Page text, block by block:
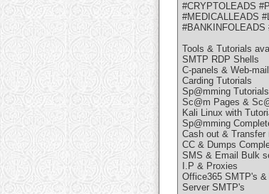
#CRYPTOLEADS
#MEDICALLEADS
Tools & Tutorials
SMTP RDP Shells
C-panels & Web-
Carding Tutorials
Sp@mming Tutorials
Sc@m Pages &
Kali Linux with
Sp@mming
Cash out & Transfer
CC & Dumps
SMS & Email Bulk
I.P & Proxies
Office365 SMTP's &
Server SMTP's